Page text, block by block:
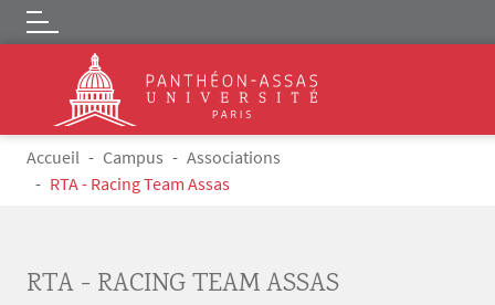
Aller au contenu principal
Logo
Fil d'Ariane
Accueil Campus
Associations
RTA - Racing Team Assas
RTA - RACING TEAM ASSAS